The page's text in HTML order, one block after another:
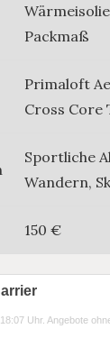
Packmaß
Primaloft
Cross Core
Sportliche
Wandern,
150 €
Uhr. Angebote